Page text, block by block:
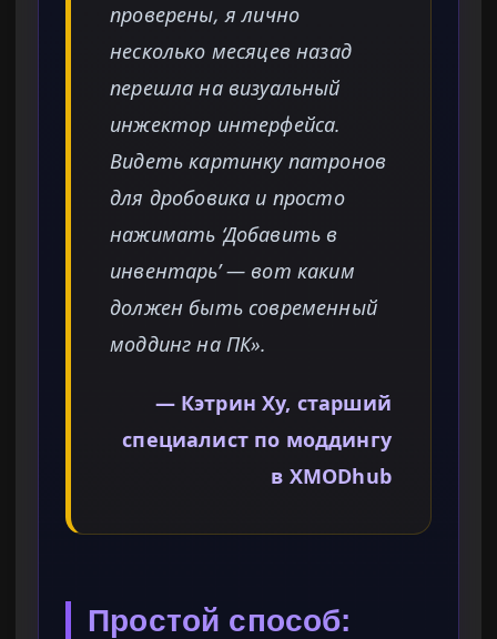
проверены, я лично
несколько месяцев назад
перешла на визуальный
инжектор интерфейса.
Видеть картинку патронов
для дробовика и просто
нажимать ‘Добавить в
инвентарь’ — вот каким
должен быть современный
моддинг на ПК».
— Кэтрин Ху, старший
специалист по моддингу
в XMODhub
Простой способ: